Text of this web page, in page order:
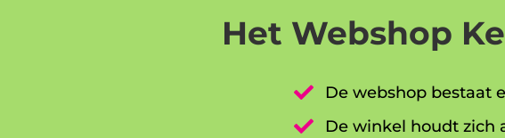
Het Webshop

De webshop bestaat

De winkel houdt zich